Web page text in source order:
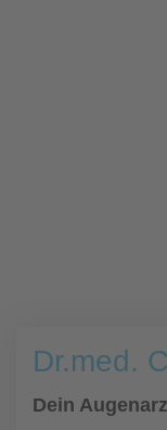
Dr.med.
Dein